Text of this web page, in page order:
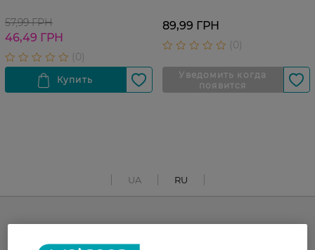
57,99 ГРН
46,49 ГРН
89,99 ГРН
UA RU
Каталог